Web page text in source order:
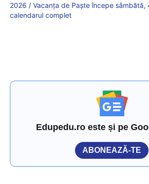
2026 / Vacanța de Paște începe sâmbătă,
calendarul complet
Edupedu.ro este și pe
ABONEAZĂ-TE